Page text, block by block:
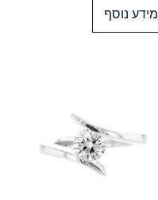
מידע נוסף